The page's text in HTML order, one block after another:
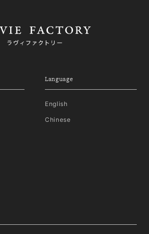
Language
English
Chinese